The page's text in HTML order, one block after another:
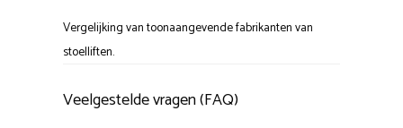
Vergelijking van toonaangevende fabrikanten van
stoelliften.
Veelgestelde vragen (FAQ)